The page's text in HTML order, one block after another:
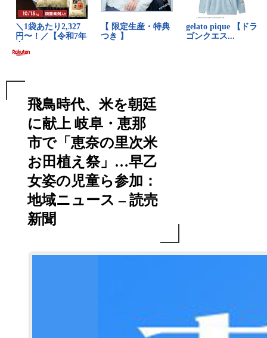
飛鳥時代、米を朝廷
に献上 岐阜・恵那
市で「恵奈の里次米
お田植え祭」…早乙
女姿の児童ら参加：
地域ニュース – 読売
新聞